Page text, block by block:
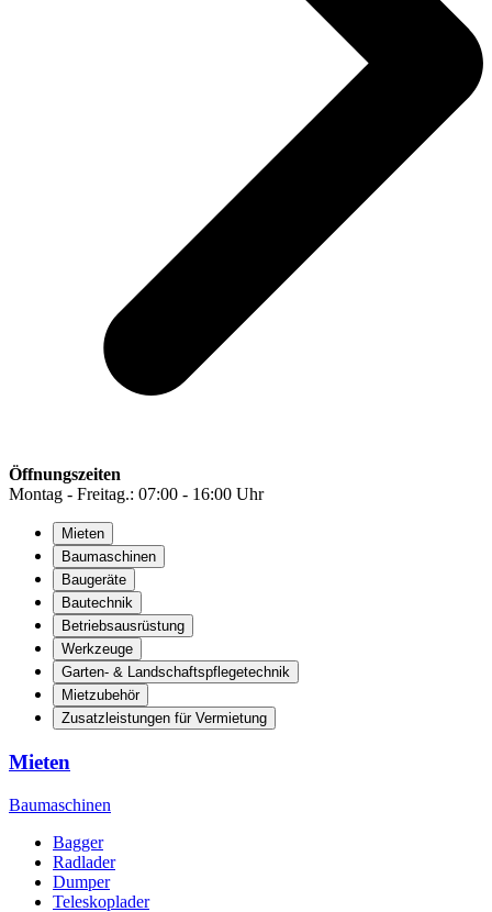
Öffnungszeiten
Montag - Freitag.: 07:00 - 16:00 Uhr
Mieten
Baumaschinen
Baugeräte
Bautechnik
Betriebsausrüstung
Werkzeuge
Garten- & Landschaftspflegetechnik
Mietzubehör
Zusatzleistungen für Vermietung
Mieten
Baumaschinen
Bagger
Radlader
Dumper
Teleskoplader